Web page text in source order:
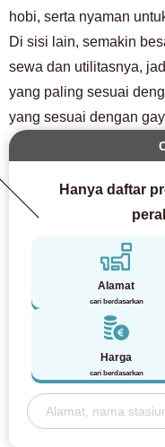
hobi, serta nyaman
Di sisi lain, semakin
sewa dan utilitasnya,
yang paling sesuai
yang sesuai dengan
Hanya daftar
Alamat
cari berdasarkan
Harga
cari berdasarkan